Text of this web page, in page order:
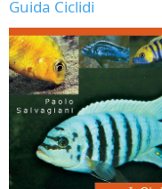
Guida Ciclidi